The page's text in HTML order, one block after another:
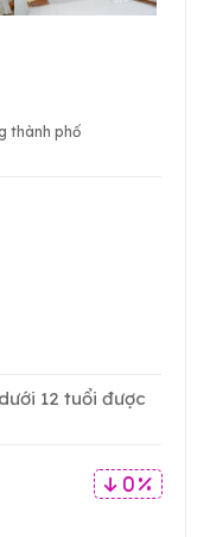
thành phố
12 tuổi được
0 %